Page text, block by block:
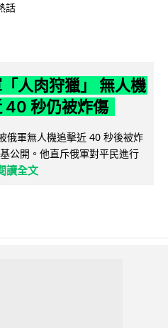
話
人肉狩獵」 無人機
40 秒仍被炸傷
俄軍無人機追擊近 40 秒後被炸
公開。他直斥俄軍對平民進行
讀全文